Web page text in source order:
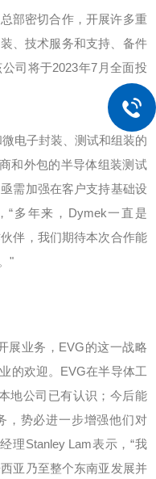
部密切合作，开展许多重
、技术服务和支持、备件
司将于2023年7月全面投
电子封装、测试和组装的
和外包的半导体组装测试
需加强在客户支持基础设
“多年来，Dymek一直是
伴，我们期待本次合作能
"
展业务，EVG的这一战略
的欢迎。EVG在半导体工
地公司已有认识；今后能
，势必进一步增强他们对
理Stanley Lam表示，“我
亚乃至整个东南亚发展并